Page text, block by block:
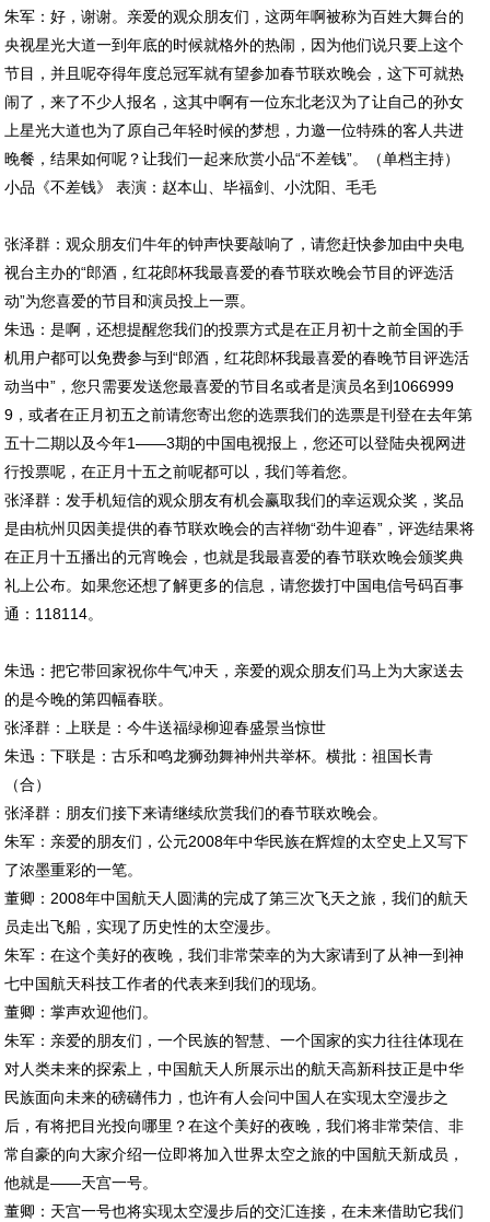
朱军：好，谢谢。亲爱的观众朋友们，这两年啊被称为百姓大舞台的
央视星光大道一到年底的时候就格外的热闹，因为他们说只要上这个
节目，并且呢夺得年度总冠军就有望参加春节联欢晚会，这下可就热
闹了，来了不少人报名，这其中啊有一位东北老汉为了让自己的孙女
上星光大道也为了原自己年轻时候的梦想，力邀一位特殊的客人共进
晚餐，结果如何呢？让我们一起来欣赏小品“不差钱”。（单档主持）
小品《不差钱》 表演：赵本山、毕福剑、小沈阳、毛毛
张泽群：观众朋友们牛年的钟声快要敲响了，请您赶快参加由中央电
视台主办的“郎酒，红花郎杯我最喜爱的春节联欢晚会节目的评选活
动”为您喜爱的节目和演员投上一票。
朱迅：是啊，还想提醒您我们的投票方式是在正月初十之前全国的手
机用户都可以免费参与到“郎酒，红花郎杯我最喜爱的春晚节目评选活
动当中”，您只需要发送您最喜爱的节目名或者是演员名到1066999
9，或者在正月初五之前请您寄出您的选票我们的选票是刊登在去年第
五十二期以及今年1——3期的中国电视报上，您还可以登陆央视网进
行投票呢，在正月十五之前呢都可以，我们等着您。
张泽群：发手机短信的观众朋友有机会赢取我们的幸运观众奖，奖品
是由杭州贝因美提供的春节联欢晚会的吉祥物“劲牛迎春”，评选结果将
在正月十五播出的元宵晚会，也就是我最喜爱的春节联欢晚会颁奖典
礼上公布。如果您还想了解更多的信息，请您拨打中国电信号码百事
通：118114。
朱迅：把它带回家祝你牛气冲天，亲爱的观众朋友们马上为大家送去
的是今晚的第四幅春联。
张泽群：上联是：今牛送福绿柳迎春盛景当惊世
朱迅：下联是：古乐和鸣龙狮劲舞神州共举杯。横批：祖国长青
（合）
张泽群：朋友们接下来请继续欣赏我们的春节联欢晚会。
朱军：亲爱的朋友们，公元2008年中华民族在辉煌的太空史上又写下
了浓墨重彩的一笔。
董卿：2008年中国航天人圆满的完成了第三次飞天之旅，我们的航天
员走出飞船，实现了历史性的太空漫步。
朱军：在这个美好的夜晚，我们非常荣幸的为大家请到了从神一到神
七中国航天科技工作者的代表来到我们的现场。
董卿：掌声欢迎他们。
朱军：亲爱的朋友们，一个民族的智慧、一个国家的实力往往体现在
对人类未来的探索上，中国航天人所展示出的航天高新科技正是中华
民族面向未来的磅礴伟力，也许有人会问中国人在实现太空漫步之
后，有将把目光投向哪里？在这个美好的夜晚，我们将非常荣信、非
常自豪的向大家介绍一位即将加入世界太空之旅的中国航天新成员，
他就是——天宫一号。
董卿：天宫一号也将实现太空漫步后的交汇连接，在未来借助它我们